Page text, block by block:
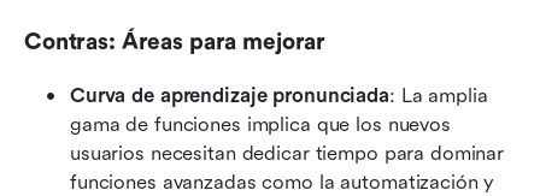
Contras: Áreas para mejorar
Curva de aprendizaje pronunciada: La amplia
gama de funciones implica que los nuevos
usuarios necesitan dedicar tiempo para dominar
funciones avanzadas como la automatización y